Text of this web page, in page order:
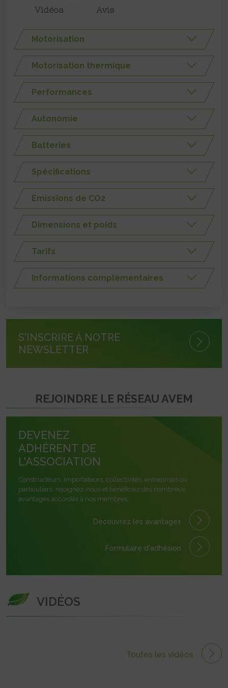
Vidéos Avis
Motorisation
Motorisation thermique
Performances
Autonomie
Batteries
Spécifications
Emissions de CO2
Dimensions et poids
Tarifs
Informations complémentaires
S'INSCRIRE À NOTRE
NEWSLETTER
REJOINDRE LE RÉSEAU AVEM
DEVENEZ
ADHÉRENT DE
L'ASSOCIATION
Constructeurs, importateurs, collectivités, entreprises ou
particuliers, rejoignez-nous et bénéficiez des nombreux
avantages accordés à nos membres.
Découvrez les avantages
Formulaire d'adhésion
VIDÉOS
Toutes les vidéos